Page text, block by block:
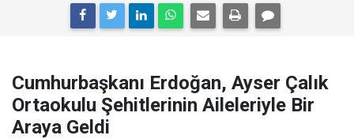
Cumhurbaşkanı Erdoğan, Ayser Çalık
Ortaokulu Şehitlerinin Aileleriyle Bir
Araya Geldi